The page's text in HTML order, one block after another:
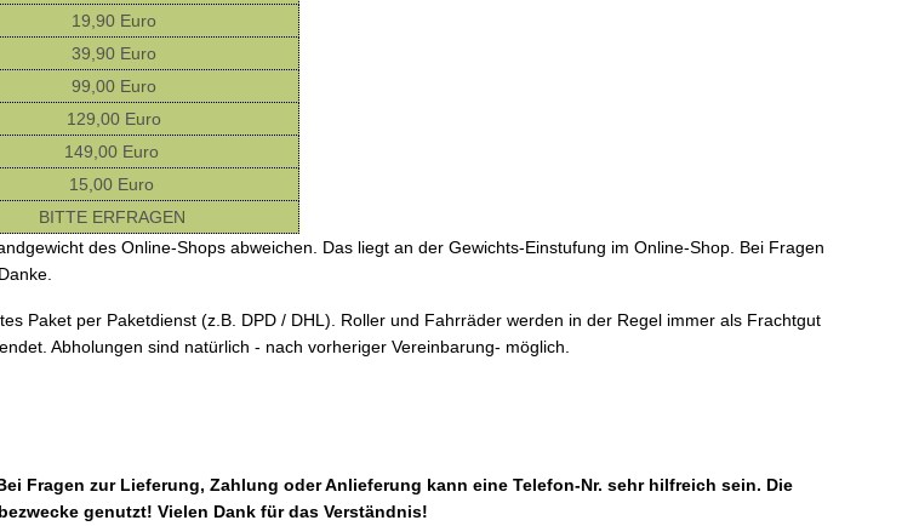
19,90 Euro
39,90 Euro
99,00 Euro
129,00 Euro
149,00 Euro
15,00 Euro
BITTE ERFRAGEN
des Online-Shops abweichen. Das liegt an der Gewichts-Einstufung im Online-Shop. Bei Fragen
Paket per Paketdienst (z.B. DPD / DHL). Roller und Fahrräder werden in der Regel immer als Frachtgut
Abholungen sind natürlich - nach vorheriger Vereinbarung- möglich.
Fragen zur Lieferung, Zahlung oder Anlieferung kann eine Telefon-Nr. sehr hilfreich sein. Die
genutzt! Vielen Dank für das Verständnis!